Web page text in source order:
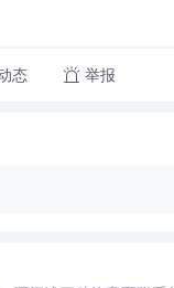
态 举报